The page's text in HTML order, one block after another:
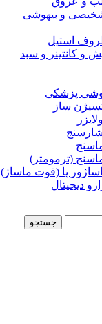
و بیهوشی
استیل
و کانتینر و سبد
پزشکی
ساز
(ترمومتر)
پا (فوت ماساژ)
دیجیتال
جستجو